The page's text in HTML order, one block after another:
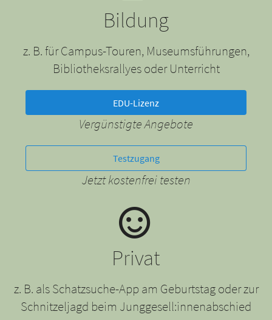
Bildung
z. B. für Campus-Touren, Museumsführungen,
Bibliotheksrallyes oder Unterricht
EDU-Lizenz
Vergünstigte Angebote
Testzugang
Jetzt kostenfrei testen
Privat
z. B. als Schatzsuche-App am Geburtstag oder zur
Schnitzeljagd beim Junggesell:innenabschied